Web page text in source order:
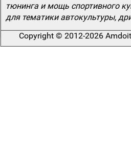
тюнинга и мощь спортивного
для тематики автокультуры,
Copyright © 2012-2026